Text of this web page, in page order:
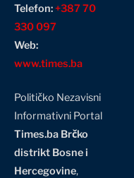
Telefon:+387 70
330 097
Web:
www.times.ba
Političko Nezavisni
Informativni Portal
Times.ba Brčko
distrikt Bosne i
Hercegovine,